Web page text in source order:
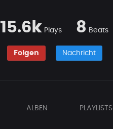
15.6k Plays 8 Beats
Folgen Nachricht
ALBEN PLAYLISTS